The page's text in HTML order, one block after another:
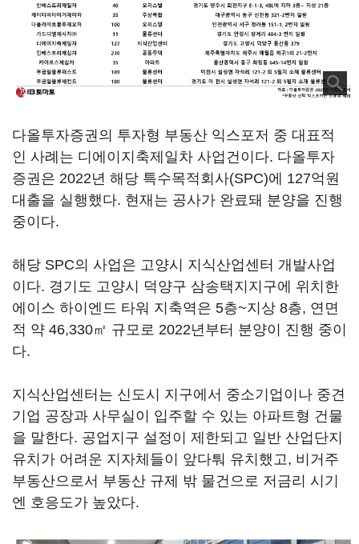
다올투자증권의 투자형 부동산 익스포저 중 대표적
인 사례는 디에이지축제일차 사업건이다. 다올투자
증권은 2022년 해당 특수목적회사(SPC)에 127억원
대출을 실행했다. 현재는 공사가 완료돼 분양을 진행
중이다.
해당 SPC의 사업은 고양시 지식산업센터 개발사업
이다. 경기도 고양시 덕양구 삼송택지지구에 위치한
에이스 하이엔드 타워 지축역은 5층~지상 8층, 연면
적 약 46,330㎡ 규모로 2022년부터 분양이 진행 중이
다.
지식산업센터는 신도시 지구에서 중소기업이나 중견
기업 공장과 사무실이 입주할 수 있는 아파트형 건물
을 말한다. 공업지구 설정이 제한되고 일반 산업단지
유치가 어려운 지자체들이 앞다퉈 유치했고, 비거주
부동산으로서 부동산 규제 밖 물건으로 저금리 시기
엔 호응도가 높았다.